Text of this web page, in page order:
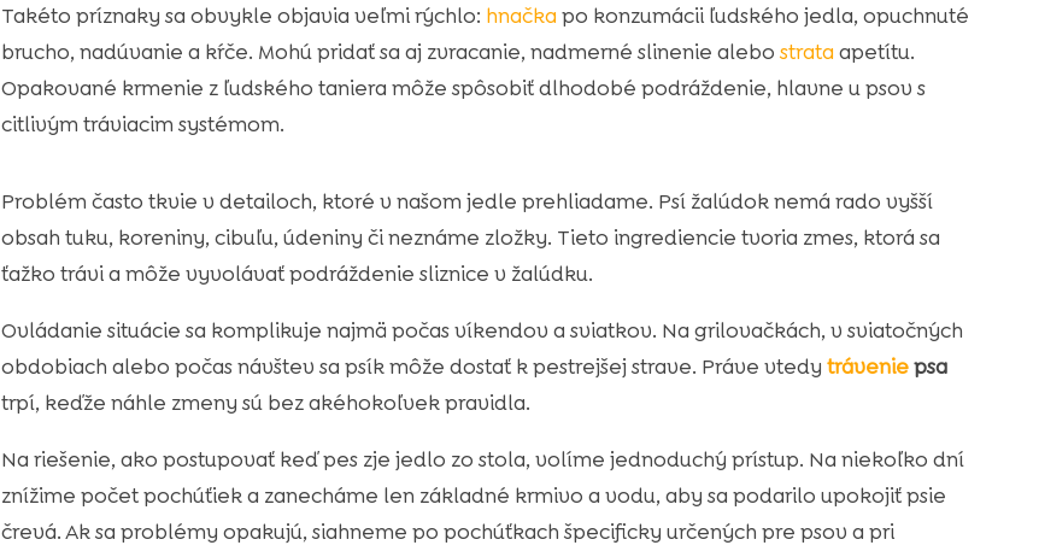
Takéto príznaky sa obvykle objavia veľmi rýchlo: hnačka po konzumácii ľudského jedla, opuchnuté
brucho, nadúvanie a kŕče. Mohú pridať sa aj zvracanie, nadmerné slinenie alebo strata apetítu.
Opakované krmenie z ľudského taniera môže spôsobiť dlhodobé podráždenie, hlavne u psov s
citlivým tráviacim systémom.
Problém často tkvie v detailoch, ktoré v našom jedle prehliadame. Psí žalúdok nemá rado vyšší
obsah tuku, koreniny, cibuľu, údeniny či neznáme zložky. Tieto ingrediencie tvoria zmes, ktorá sa
ťažko trávi a môže vyvolávať podráždenie sliznice v žalúdku.
Ovládanie situácie sa komplikuje najmä počas víkendov a sviatkov. Na grilovačkách, v sviatočných
obdobiach alebo počas návštev sa psík môže dostať k pestrejšej strave. Práve vtedy tráveniepsa
trpí, keďže náhle zmeny sú bez akéhokoľvek pravidla.
Na riešenie, ako postupovať keď pes zje jedlo zo stola, volíme jednoduchý prístup. Na niekoľko dní
znížime počet pochúťiek a zanecháme len základné krmivo a vodu, aby sa podarilo upokojiť psie
črevá. Ak sa problémy opakujú, siahneme po pochúťkach špecificky určených pre psov a pri